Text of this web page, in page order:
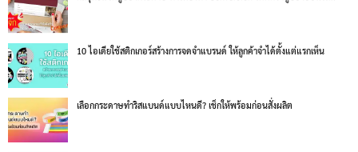
10 ไอเดียใช้สติกเกอร์สร้างการจดจำแบรนด์ ให้ลูกค้าจำได้ตั้งแต่แรกเห็น
เลือกกระดาษทำริสแบนด์แบบไหนดี? เช็กให้พร้อมก่อนสั่งผลิต